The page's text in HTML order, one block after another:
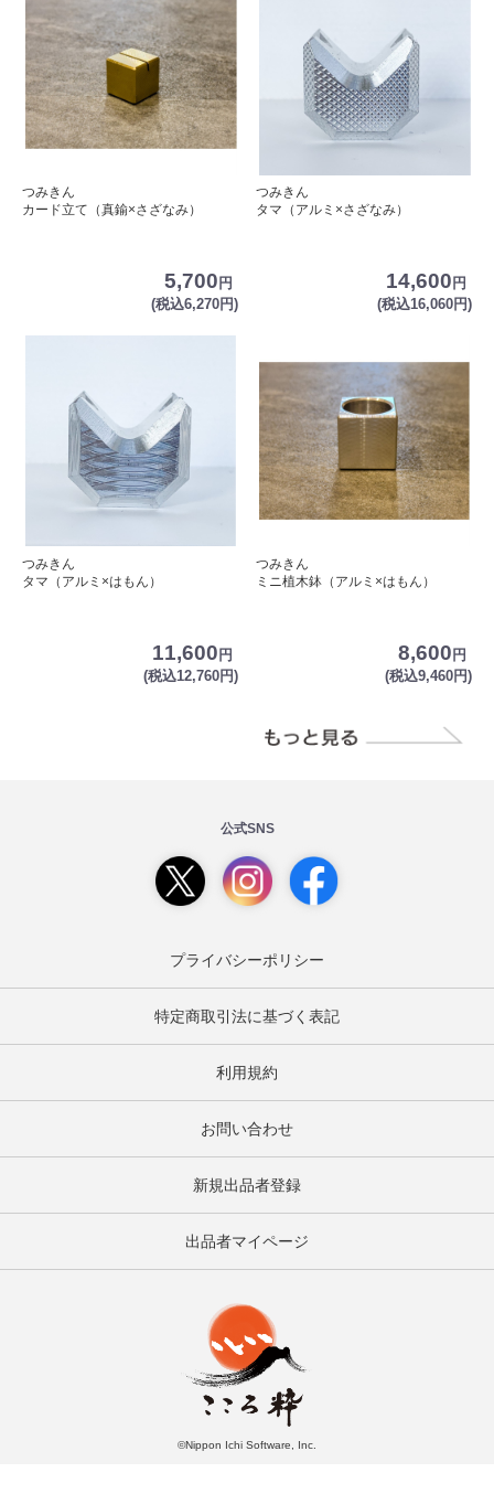
つみきん
カード立て（真鍮×さざなみ）
5,700 円
(税込6,270円)
つみきん
タマ（アルミ×さざなみ）
14,600 円
(税込16,060円)
つみきん
タマ（アルミ×はもん）
11,600 円
(税込12,760円)
つみきん
ミニ植木鉢（アルミ×はもん）
8,600 円
(税込9,460円)
公式SNS
プライバシーポリシー
特定商取引法に基づく表記
利用規約
お問い合わせ
新規出品者登録
出品者マイページ
©Nippon Ichi Software, Inc.